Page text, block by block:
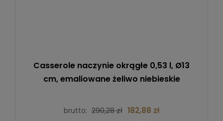
Casserole naczynie okrągłe 0,53 l, Ø13
cm, emaliowane żeliwo niebieskie
brutto: 290,28 zł 182,88 zł